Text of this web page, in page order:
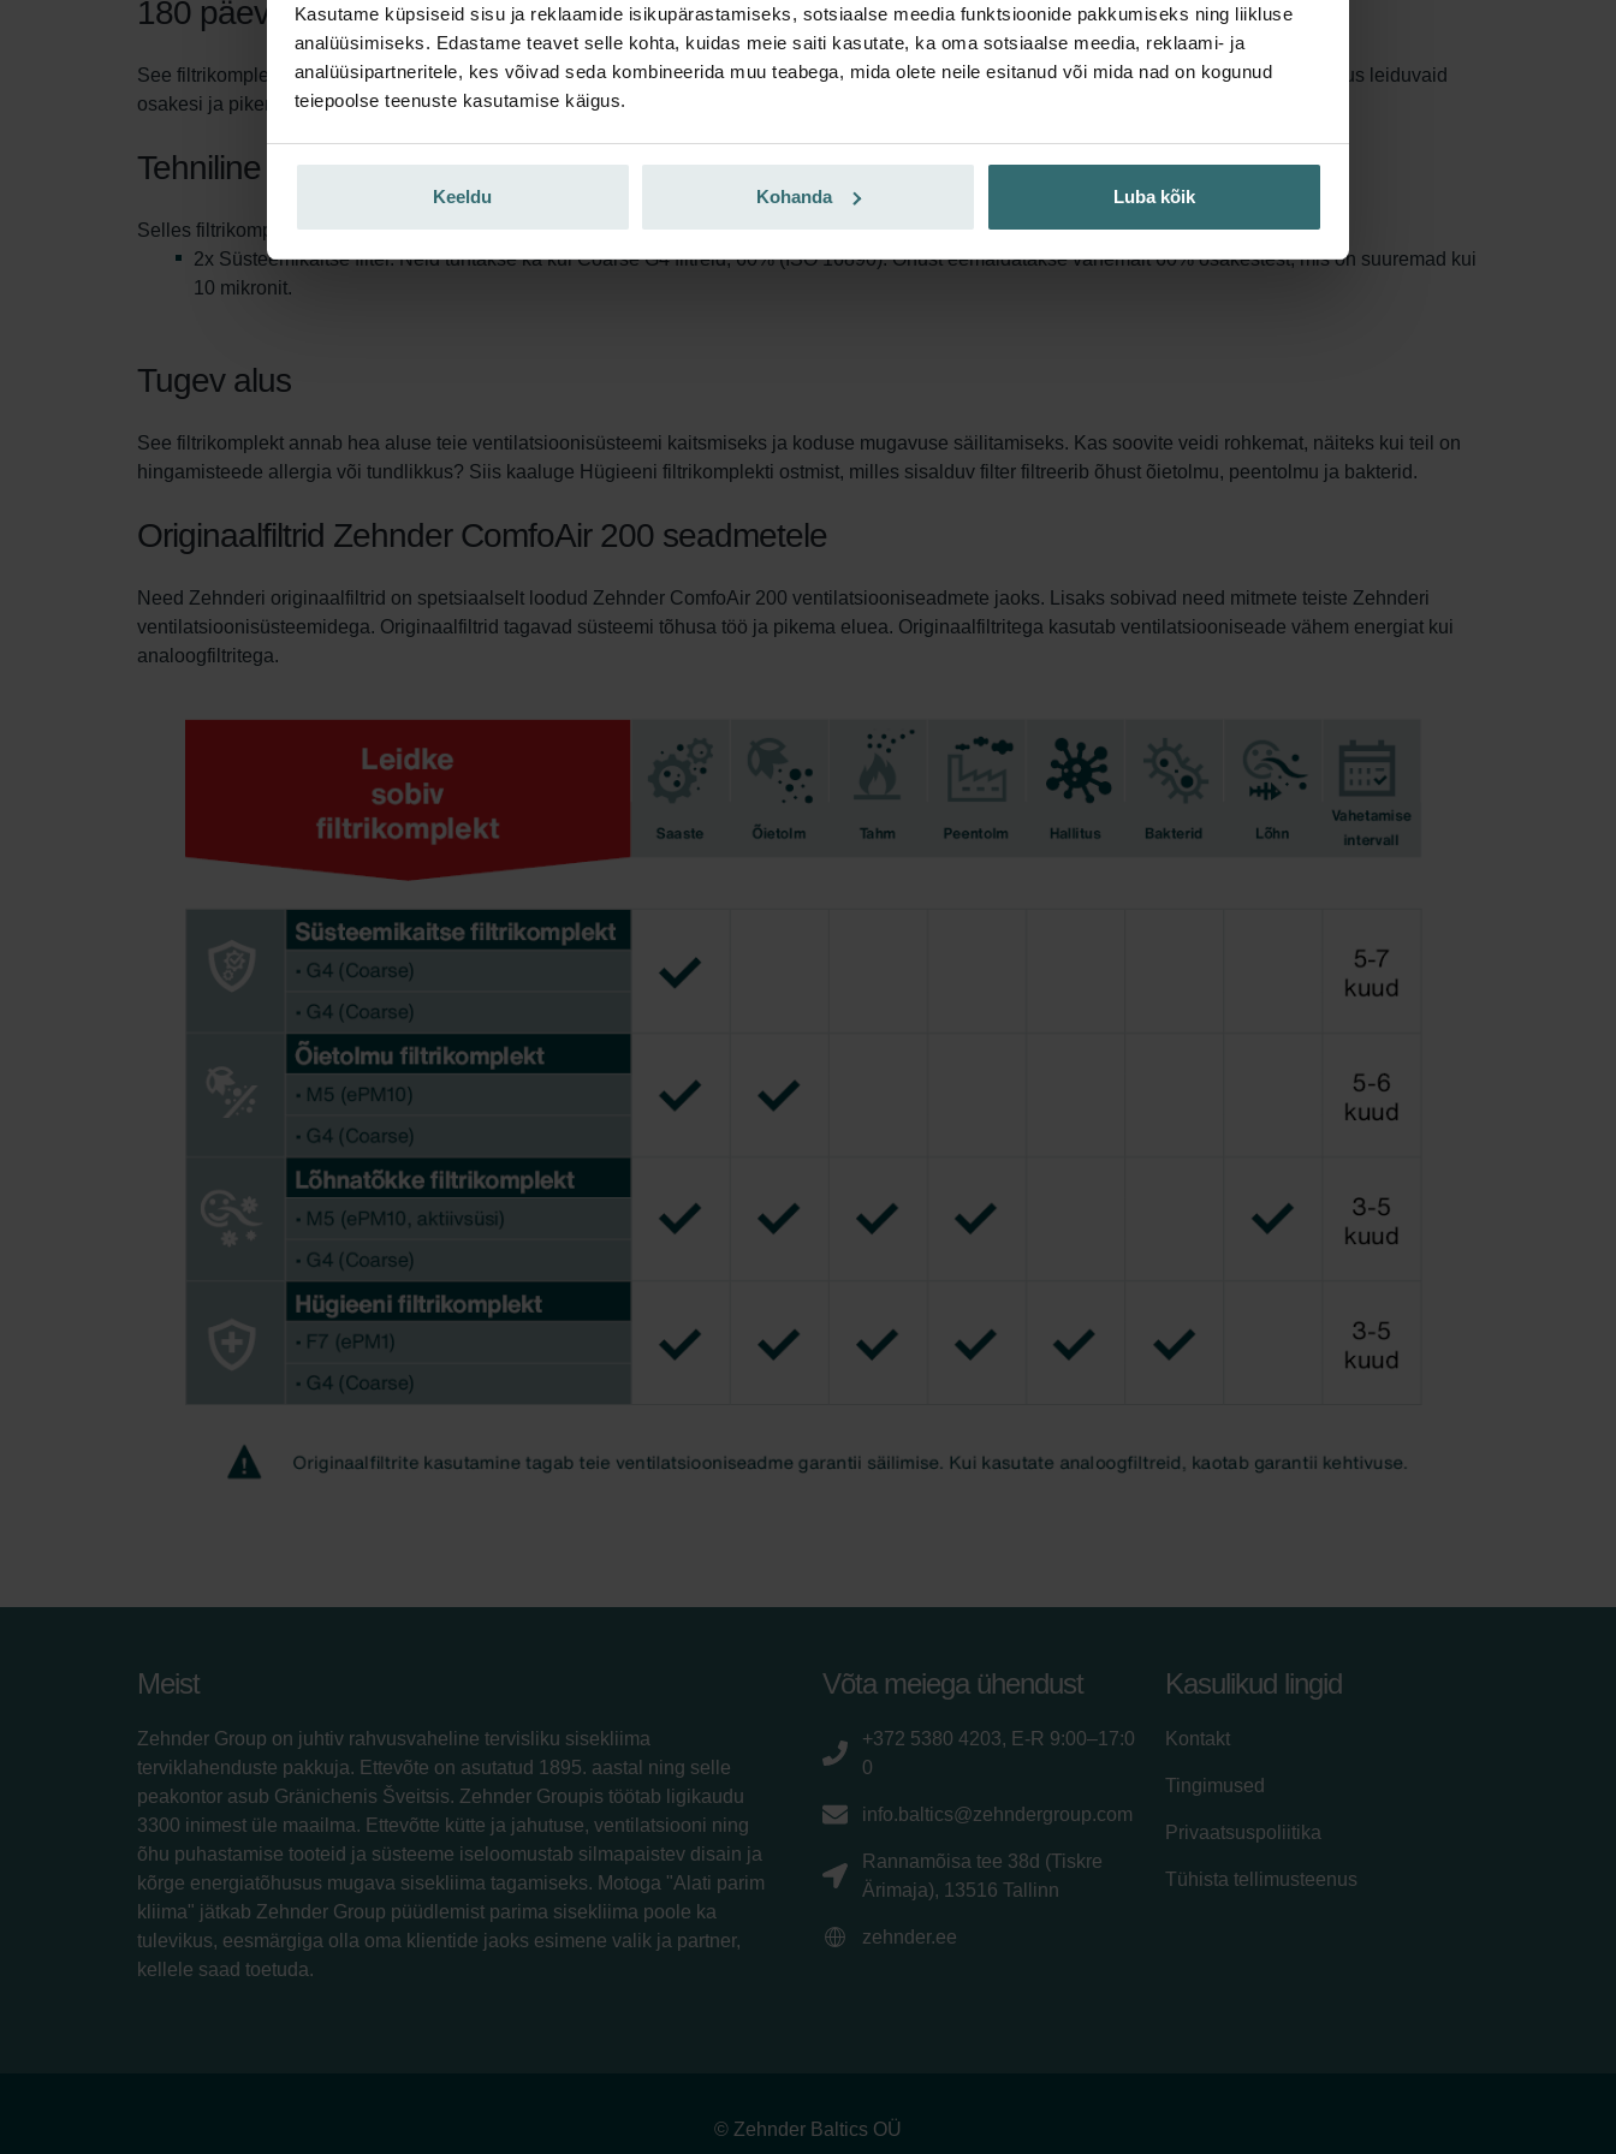
Kasutame küpsiseid sisu ja reklaamide isikupärastamiseks, sotsiaalse meedia funktsioonide pakkumiseks ning liikluse
analüüsimiseks. Edastame teavet selle kohta, kuidas meie saiti kasutate, ka oma sotsiaalse meedia, reklaami- ja
analüüsipartneritele, kes võivad seda kombineerida muu teabega, mida olete neile esitanud või mida nad on kogunud
teiepoolse teenuste kasutamise käigus.
Keeldu Kohanda Luba kõik
180 päeva kaitset
See filtrikomplekt kaitseb teid ja teie ventilatsioonisüsteemi umbes 180 päeva. Volditud disain suurendab filtri pindala, püüdes kinni rohkem õhus leiduvaid
osakesi ja pikendades filtri eluiga. Pärast seda perioodi on filtrid juba täitunud ja peaksite need välja vahetama.
Tehniline informatsioon
Selles filtrikomplektis sisaldub:
2x Süsteemikaitse filter. Neid tuntakse ka kui Coarse G4 filtreid, 60% (ISO 16890). Õhust eemaldatakse vähemalt 60% osakestest, mis on suuremad kui
10 mikronit.
Tugev alus
See filtrikomplekt annab hea aluse teie ventilatsioonisüsteemi kaitsmiseks ja koduse mugavuse säilitamiseks. Kas soovite veidi rohkemat, näiteks kui teil on
hingamisteede allergia või tundlikkus? Siis kaaluge Hügieeni filtrikomplekti ostmist, milles sisalduv filter filtreerib õhust õietolmu, peentolmu ja bakterid.
Originaalfiltrid Zehnder ComfoAir 200 seadmetele
Need Zehnderi originaalfiltrid on spetsiaalselt loodud Zehnder ComfoAir 200 ventilatsiooniseadmete jaoks. Lisaks sobivad need mitmete teiste Zehnderi
ventilatsioonisüsteemidega. Originaalfiltrid tagavad süsteemi tõhusa töö ja pikema eluea. Originaalfiltritega kasutab ventilatsiooniseade vähem energiat kui
analoogfiltritega.
Meist
Zehnder Group on juhtiv rahvusvaheline tervisliku sisekliima
terviklahenduste pakkuja. Ettevõte on asutatud 1895. aastal ning selle
peakontor asub Gränichenis Šveitsis. Zehnder Groupis töötab ligikaudu
3300 inimest üle maailma. Ettevõtte kütte ja jahutuse, ventilatsiooni ning
õhu puhastamise tooteid ja süsteeme iseloomustab silmapaistev disain ja
kõrge energiatõhusus mugava sisekliima tagamiseks. Motoga "Alati parim
kliima" jätkab Zehnder Group püüdlemist parima sisekliima poole ka
tulevikus, eesmärgiga olla oma klientide jaoks esimene valik ja partner,
kellele saad toetuda.
Võta meiega ühendust
+372 5380 4203, E-R 9:00–17:0
0
info.baltics@zehndergroup.com
Rannamõisa tee 38d (Tiskre
Ärimaja), 13516 Tallinn
zehnder.ee
Kasulikud lingid
Kontakt
Tingimused
Privaatsuspoliitika
Tühista tellimusteenus
© Zehnder Baltics OÜ